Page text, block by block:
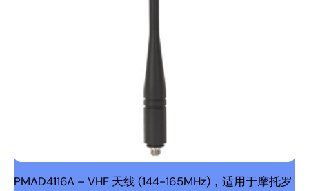
PMAD4116A – VHF 天线 (144-165MHz)，适用于摩托罗